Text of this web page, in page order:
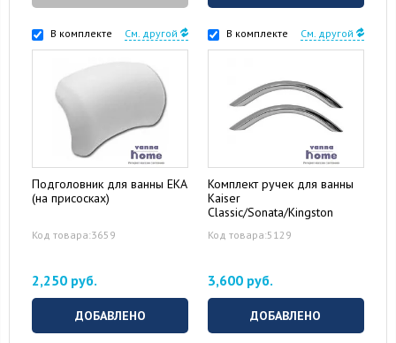
В комплекте См. другой
Подголовник для ванны EKA
(на присосках)
Код товара:3659
2,250 руб.
ДОБАВЛЕНО
В комплекте См. другой
Комплект ручек для ванны
Kaiser
Classic/Sonata/Kingston
Код товара:5129
3,600 руб.
ДОБАВЛЕНО